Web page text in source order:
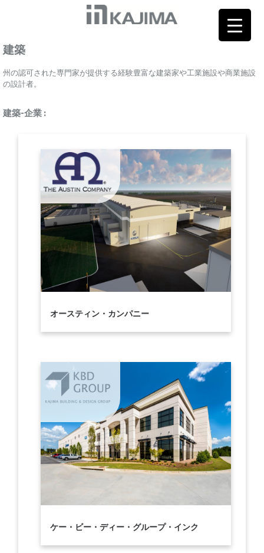
建築
州の認可された専門家が提供する経験豊富な建築家や工業施設や商業施設
の設計者。
建築-企業 :
オースティン・カンパニー
ケー・ビー・ディー・グループ・インク